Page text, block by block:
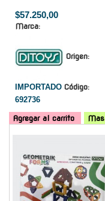
$57.250,00
Marca:
Origen:
IMPORTADO Código:
692736
Agregar al carrito Mas